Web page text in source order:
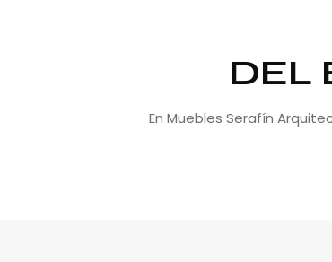
DEL
En Muebles Serafín